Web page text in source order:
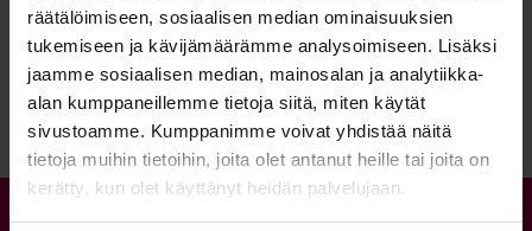
räätälöimiseen, sosiaalisen median ominaisuuksien
tukemiseen ja kävijämäärämme analysoimiseen. Lisäksi
jaamme sosiaalisen median, mainosalan ja analytiikka-
alan kumppaneillemme tietoja siitä, miten käytät
sivustoamme. Kumppanimme voivat yhdistää näitä
tietoja muihin tietoihin, joita olet antanut heille tai joita on
kerätty, kun olet käyttänyt heidän palvelujaan.
Palaa sivun alkuun